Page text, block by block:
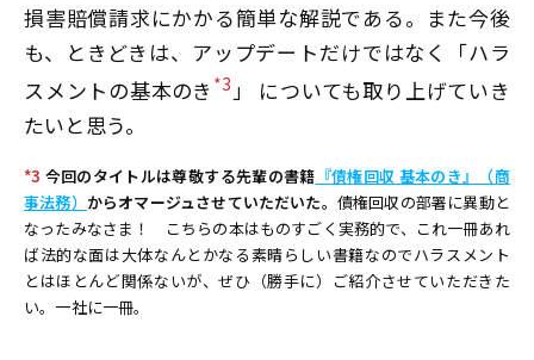
損害賠償請求にかかる簡単な解説である。また今後
も、ときどきは、アップデートだけではなく「ハラ
スメントの基本のき *3 」 についても取り上げていき
たいと思う。
*3 今回のタイトルは尊敬する先輩の書籍 『債権回収 基本のき』（商
事法務） からオマージュさせていただいた。 債権回収の部署に異動と
なったみなさま！ こちらの本はものすごく実務的で、これ一冊あれ
ば法的な面は大体なんとかなる素晴らしい書籍なのでハラスメント
とはほとんど関係ないが、ぜひ（勝手に）ご紹介させていただきた
い。一社に一冊。